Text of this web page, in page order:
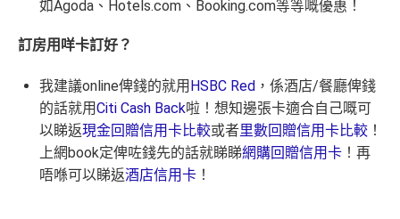
如Agoda 、 Hotels.com 、 Booking.com等等嘅優惠！
訂房用咩卡訂好？
我建議online俾錢的就用 HSBC Red ，係酒店/餐廳俾錢
的話就用Citi Cash Back啦！想知邊張卡適合自己嘅可
以睇返現金回贈信用卡比較或者里數回贈信用卡比較 ！
上網book定俾咗錢先的話就睇睇網購回贈信用卡 ！再
唔喺可以睇返酒店信用卡 ！